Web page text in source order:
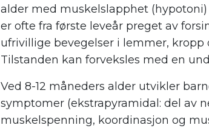
alder med muskelslapphet
er ofte fra første leveår preget av
ufrivillige bevegelser i lemmer,
Tilstanden kan forveksles med en
Ved 8-12 måneders alder utvikler
symptomer (ekstrapyramidal: del av
muskelspenning, koordinasjon og